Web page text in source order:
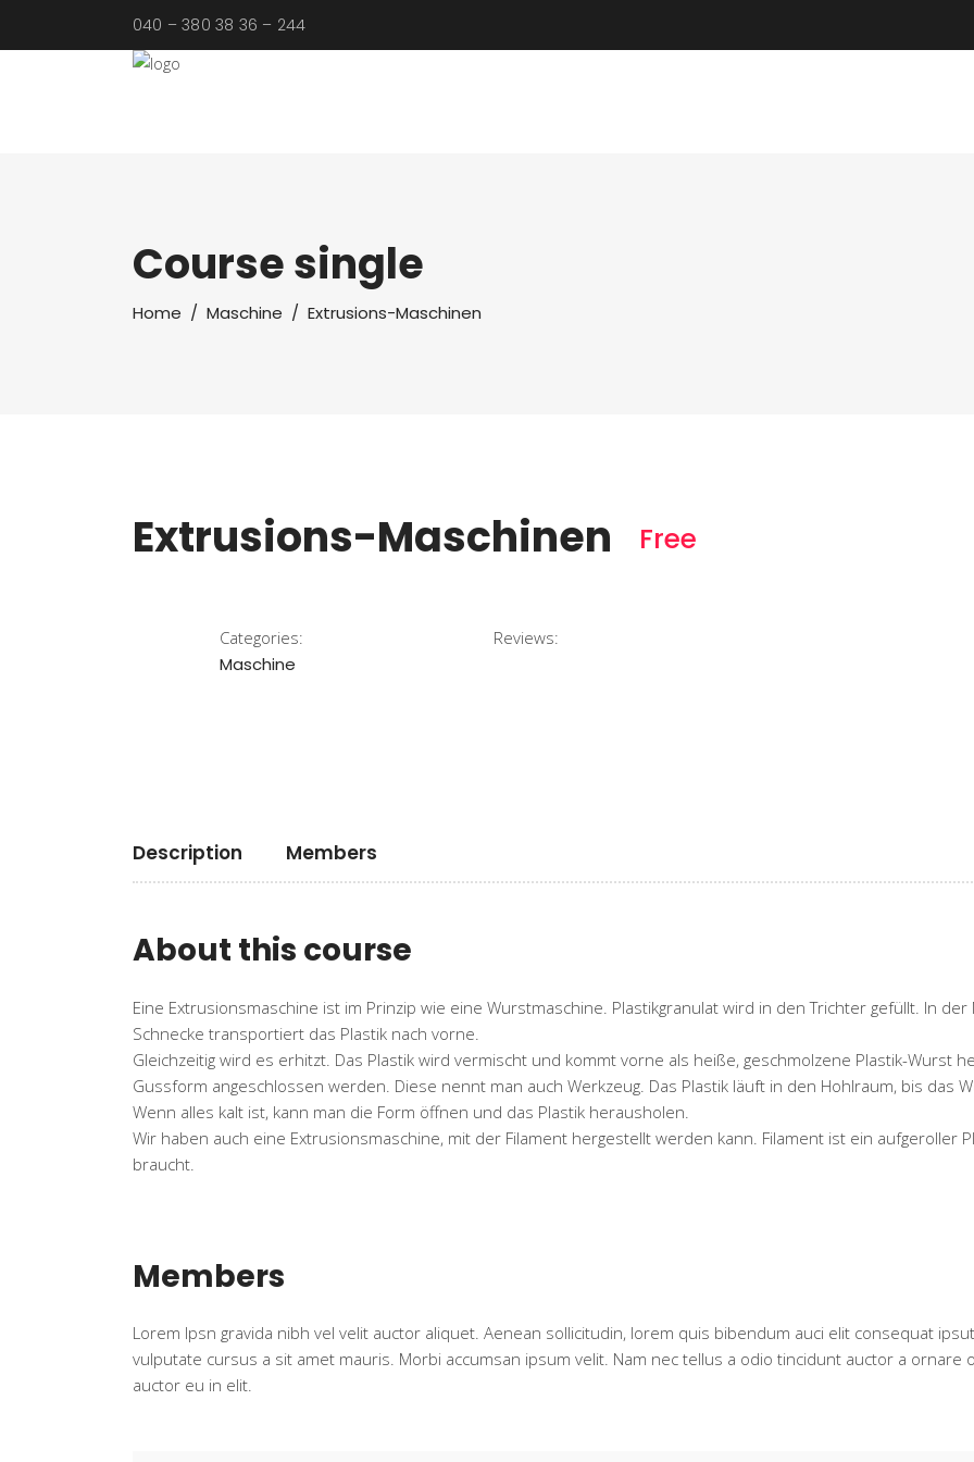
040 – 380 38 36 – 244
Course single
Home / Maschine / Extrusions-Maschinen
Extrusions-Maschinen Free
Categories:
Maschine
Reviews:
Description Members
About this course
Eine Extrusionsmaschine ist im Prinzip wie eine Wurstmaschine. Plastikgranulat wird in den Trichter gefüllt. In
Schnecke transportiert das Plastik nach vorne.
Gleichzeitig wird es erhitzt. Das Plastik wird vermischt und kommt vorne als heiße, geschmolzene Plastik-Wurst
Gussform angeschlossen werden. Diese nennt man auch Werkzeug. Das Plastik läuft in den Hohlraum, bis das
Wenn alles kalt ist, kann man die Form öffnen und das Plastik herausholen.
Wir haben auch eine Extrusionsmaschine, mit der Filament hergestellt werden kann. Filament ist ein aufgeroller
braucht.
Members
Lorem Ipsn gravida nibh vel velit auctor aliquet. Aenean sollicitudin, lorem quis bibendum auci elit consequat
vulputate cursus a sit amet mauris. Morbi accumsan ipsum velit. Nam nec tellus a odio tincidunt auctor a
auctor eu in elit.